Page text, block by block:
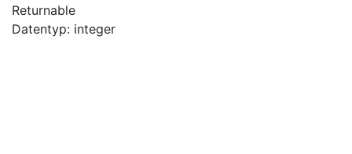
Returnable
Datentyp: integer